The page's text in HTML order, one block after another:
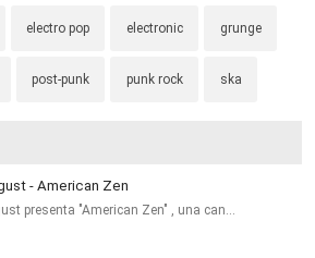
electro pop electronic grunge
post-punk punk rock ska
- American Zen
presenta "American Zen" , una can…